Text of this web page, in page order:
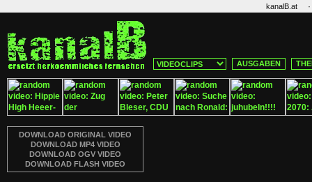
kanalB.at ·
AUSGABEN
DOWNLOAD ORIGINAL VIDEO
DOWNLOAD MP4 VIDEO
DOWNLOAD OGV VIDEO
DOWNLOAD FLASH VIDEO